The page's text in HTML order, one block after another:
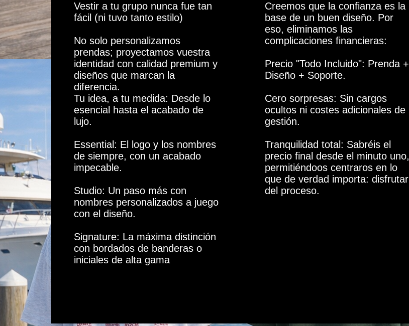
Vestir a tu grupo nunca fue tan
fácil (ni tuvo tanto estilo)
No solo personalizamos
prendas; proyectamos vuestra
identidad con calidad premium y
diseños que marcan la
diferencia.
Tu idea, a tu medida: Desde lo
esencial hasta el acabado de
lujo.
Essential: El logo y los nombres
de siempre, con un acabado
impecable.
Studio: Un paso más con
nombres personalizados a juego
con el diseño.
Signature: La máxima distinción
con bordados de banderas o
iniciales de alta gama
Creemos que la confianza es la
base de un buen diseño. Por
eso, eliminamos las
complicaciones financieras:
Precio "Todo Incluido": Prenda +
Diseño + Soporte.
Cero sorpresas: Sin cargos
ocultos ni costes adicionales de
gestión.
Tranquilidad total: Sabréis el
precio final desde el minuto uno,
permitiéndoos centraros en lo
que de verdad importa: disfrutar
del proceso.